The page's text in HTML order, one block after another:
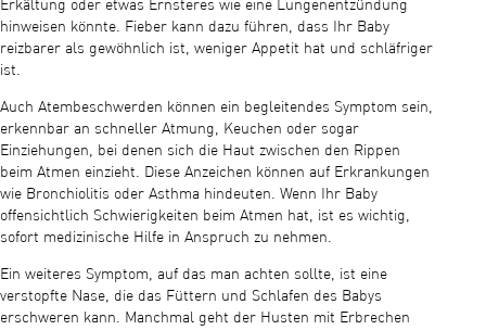
Erkältung oder etwas Ernsteres wie eine Lungenentzündung
hinweisen könnte. Fieber kann dazu führen, dass Ihr Baby
reizbarer als gewöhnlich ist, weniger Appetit hat und schläfriger
ist.
Auch Atembeschwerden können ein begleitendes Symptom sein,
erkennbar an schneller Atmung, Keuchen oder sogar
Einziehungen, bei denen sich die Haut zwischen den Rippen
beim Atmen einzieht. Diese Anzeichen können auf Erkrankungen
wie Bronchiolitis oder Asthma hindeuten. Wenn Ihr Baby
offensichtlich Schwierigkeiten beim Atmen hat, ist es wichtig,
sofort medizinische Hilfe in Anspruch zu nehmen.
Ein weiteres Symptom, auf das man achten sollte, ist eine
verstopfte Nase, die das Füttern und Schlafen des Babys
erschweren kann. Manchmal geht der Husten mit Erbrechen